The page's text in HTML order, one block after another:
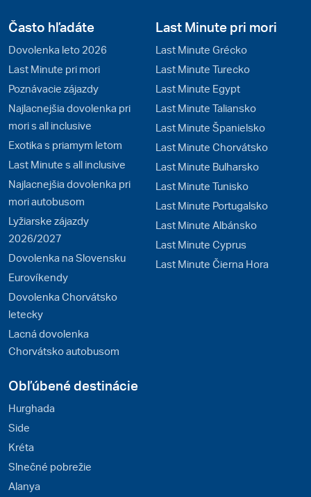
Často hľadáte
Dovolenka leto 2026
Last Minute pri mori
Poznávacie zájazdy
Najlacnejšia dovolenka pri
mori s all inclusive
Exotika s priamym letom
Last Minute s all inclusive
Najlacnejšia dovolenka pri
mori autobusom
Lyžiarske zájazdy
2026/2027
Dovolenka na Slovensku
Eurovíkendy
Dovolenka Chorvátsko
letecky
Lacná dovolenka
Chorvátsko autobusom
Last Minute pri mori
Last Minute Grécko
Last Minute Turecko
Last Minute Egypt
Last Minute Taliansko
Last Minute Španielsko
Last Minute Chorvátsko
Last Minute Bulharsko
Last Minute Tunisko
Last Minute Portugalsko
Last Minute Albánsko
Last Minute Cyprus
Last Minute Čierna Hora
Obľúbené destinácie
Hurghada
Side
Kréta
Slnečné pobrežie
Alanya